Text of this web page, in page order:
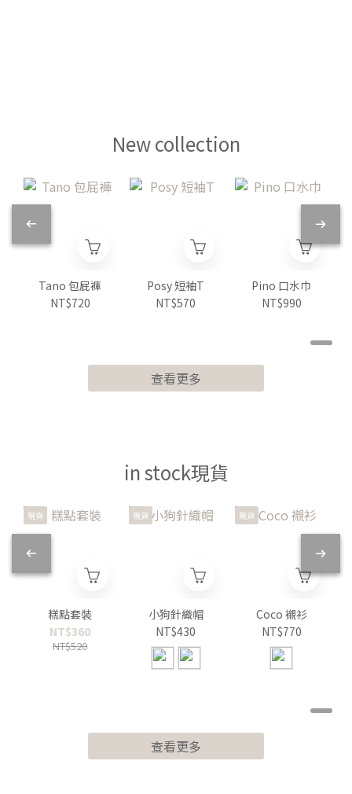
New collection
Tano 包屁褲
NT$720
Posy 短袖T
NT$570
Pino 口水巾
NT$990
查看更多
in stock現貨
現貨
糕點套裝
NT$360
NT$520
現貨
小狗針織帽
NT$430
現貨
Coco 襯衫
NT$770
查看更多